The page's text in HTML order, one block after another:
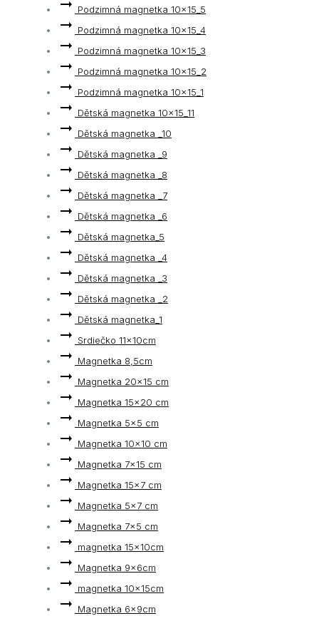
Podzimná magnetka 10x15_5
Podzimná magnetka 10x15_4
Podzimná magnetka 10x15_3
Podzimná magnetka 10x15_2
Podzimná magnetka 10x15_1
Dětská magnetka 10x15_11
Dětská magnetka _10
Dětská magnetka _9
Dětská magnetka _8
Dětská magnetka _7
Dětská magnetka _6
Dětská magnetka_5
Dětská magnetka _4
Dětská magnetka _3
Dětská magnetka _2
Dětská magnetka_1
Srdiečko 11x10cm
Magnetka 8,5cm
Magnetka 20×15 cm
Magnetka 15×20 cm
Magnetka 5×5 cm
Magnetka 10×10 cm
Magnetka 7×15 cm
Magnetka 15×7 cm
Magnetka 5×7 cm
Magnetka 7×5 cm
magnetka 15x10cm
Magnetka 9x6cm
magnetka 10x15cm
Magnetka 6x9cm